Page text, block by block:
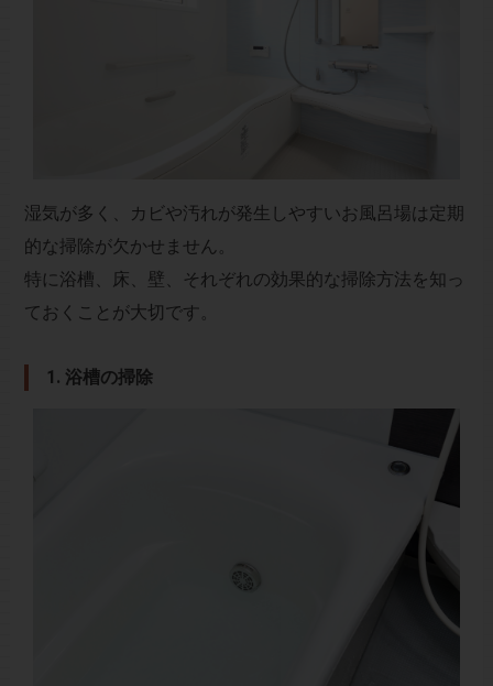
湿気が多く、カビや汚れが発生しやすいお風呂場は定期
的な掃除が欠かせません。
特に浴槽、床、壁、それぞれの効果的な掃除方法を知っ
ておくことが大切です。
1. 浴槽の掃除